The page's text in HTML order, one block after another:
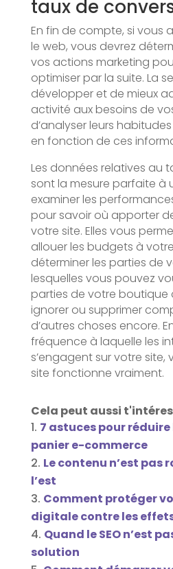
taux de
En fin de compte, si vous
le web, vous devrez
vos actions marketing
optimiser par la suite. La
développer et de mieux
activité aux besoins de
d’analyser leurs
en fonction de ces
Les données relatives au
sont la mesure parfaite à
examiner les
pour savoir où apporter
votre site. Elles vous
allouer les budgets à
déterminer les parties de
lesquelles vous pouvez
parties de votre boutique
ignorer ou supprimer
d’autres choses encore.
fréquence à laquelle les
s’engagent sur votre site,
site fonctionne vraiment.
Cela peut aussi
7 astuces pour
panier e-commerce
Le contenu n’est pas
l’est
Comment protéger
digitale contre les
Quand le SEO n’est
solution